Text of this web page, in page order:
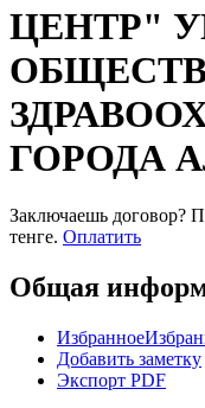
ЦЕНТР"
ГОРОДА
Заключаешь договор?
тенге. Оплатить
Общая
Избранное
Добавить заметку
Экспорт PDF